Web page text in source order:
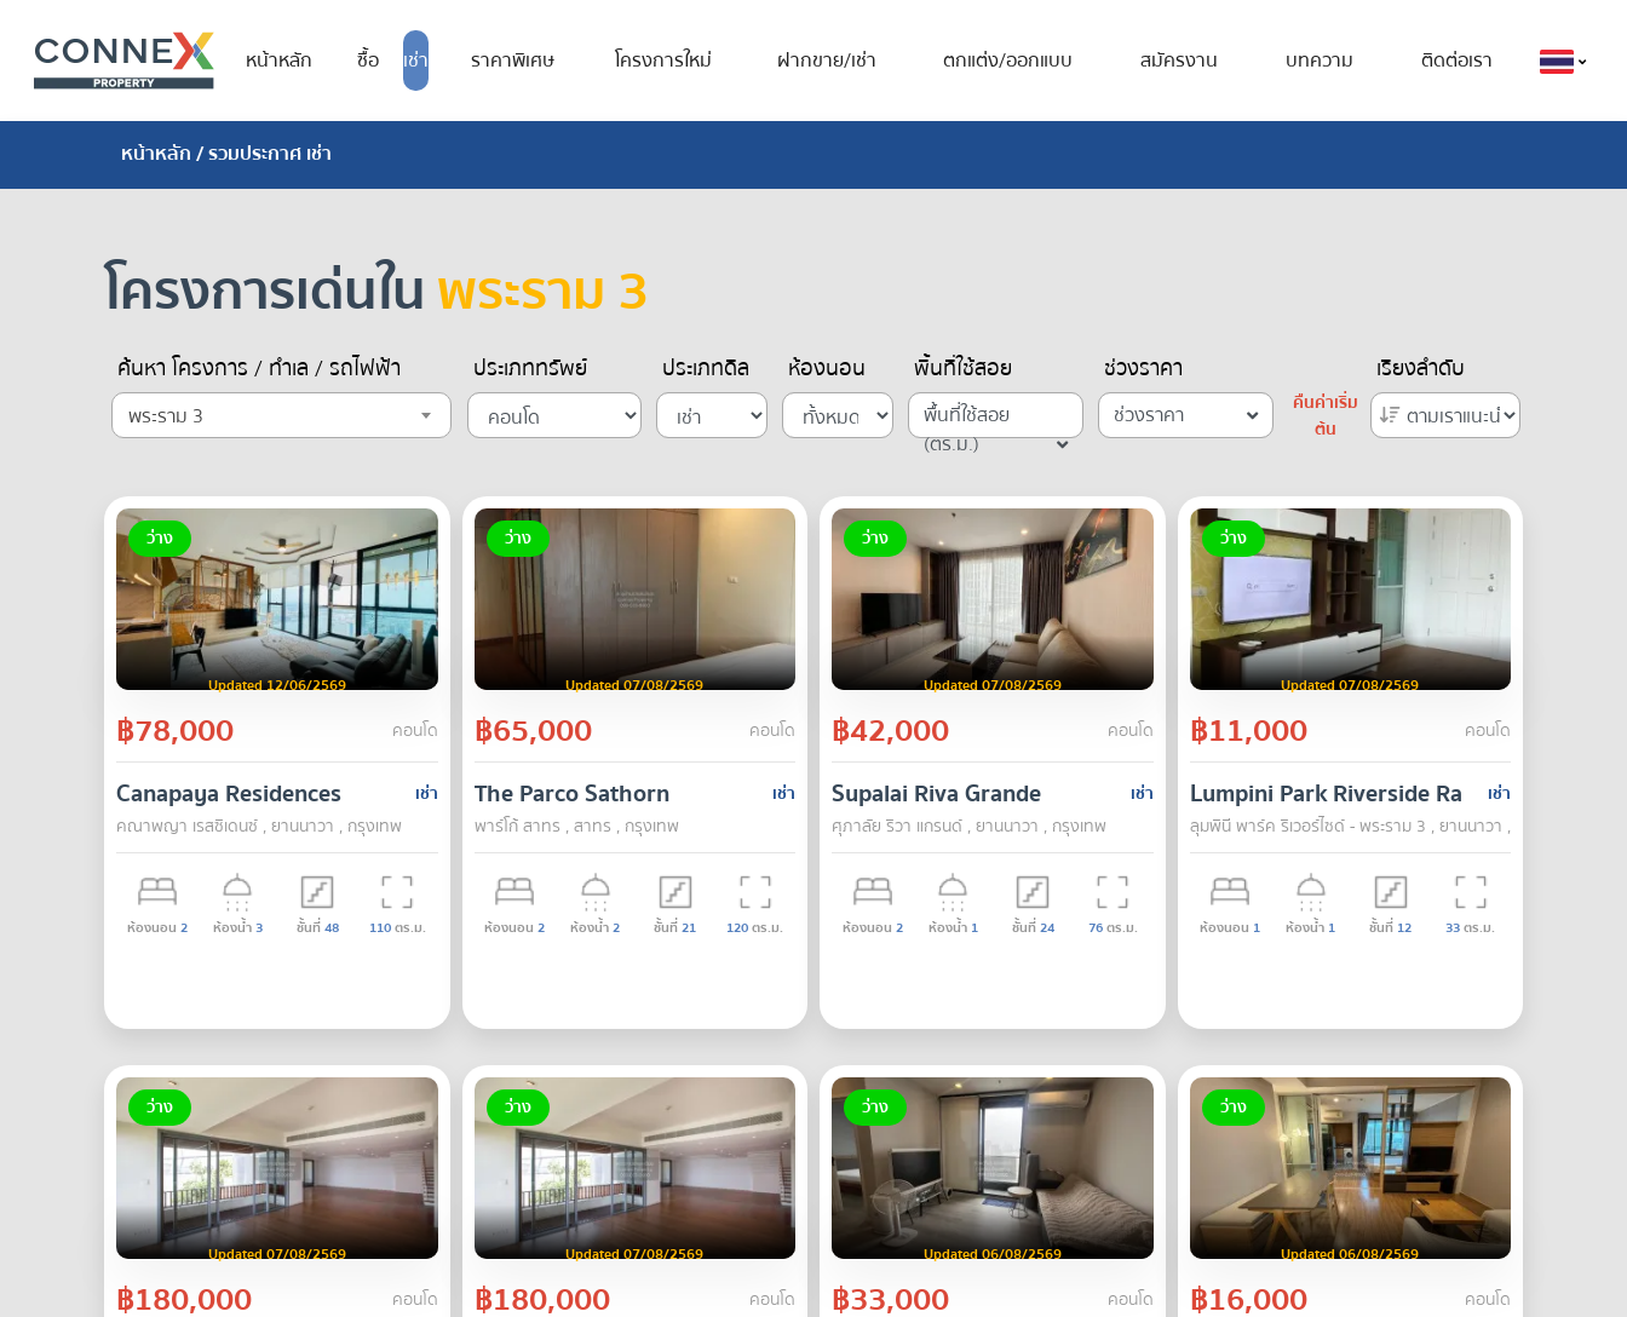
หน้าหลัก ซื้อ เช่า ราคาพิเศษ โครงการใหม่ ฝากขาย/เช่า ตกแต่ง/ออกแบบ สมัครงาน บทความ ติดต่อเรา
หน้าหลัก/ รวมประกาศ เช่า
โครงการเด่นในพระราม 3
ค้นหา โครงการ / ทำเล / รถไฟฟ้า
พระราม 3
ประเภททรัพย์ ประเภทดีล ห้องนอน พื้นที่ใช้สอย
พื้นที่ใช้สอย
(ตร.ม.)
ช่วงราคา
ช่วงราคา
คืนค่าเริ่ม
ต้น
เรียงลำดับ
ว่าง
Updated 12/06/2569
฿78,000 คอนโด
เช่า
Canapaya Residences
คณาพญา เรสซิเดนซ์ , ยานนาวา , กรุงเทพ
ห้องนอน 2 ห้องน้ำ3 ชั้นที่48 110ตร.ม.
ว่าง
Updated 07/08/2569
฿65,000 คอนโด
เช่า
The Parco Sathorn
พาร์โก้ สาทร , สาทร , กรุงเทพ
ห้องนอน 2 ห้องน้ำ2 ชั้นที่21 120ตร.ม.
ว่าง
Updated 07/08/2569
฿42,000 คอนโด
เช่า
Supalai Riva Grande
ศุภาลัย ริวา แกรนด์ , ยานนาวา , กรุงเทพ
ห้องนอน 2 ห้องน้ำ 1 ชั้นที่24 76ตร.ม.
ว่าง
Updated 07/08/2569
฿11,000 คอนโด
เช่า
Lumpini Park Riverside Rama 3
ลุมพินี พาร์ค ริเวอร์ไซด์ - พระราม 3 , ยานนาวา , กรุงเทพ
ห้องนอน 1 ห้องน้ำ 1 ชั้นที่ 12 33ตร.ม.
ว่าง
Updated 07/08/2569
฿180,000 คอนโด
ว่าง
Updated 07/08/2569
฿180,000 คอนโด
ว่าง
Updated 06/08/2569
฿33,000 คอนโด
ว่าง
Updated 06/08/2569
฿16,000 คอนโด